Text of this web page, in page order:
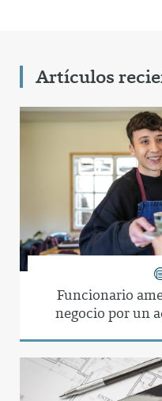
Artículos
Funcionario
negocio por un